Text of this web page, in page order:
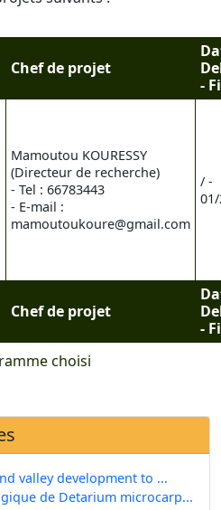
choisi
Chef de projet
-
Chef de projet
-
Mamoutou KOURESSY
(Directeur de recherche)
- Tel : 66783443
- E-mail :
mamoutoukoure@gmail.com
/ -
valley development to ...
de Detarium microcarp...